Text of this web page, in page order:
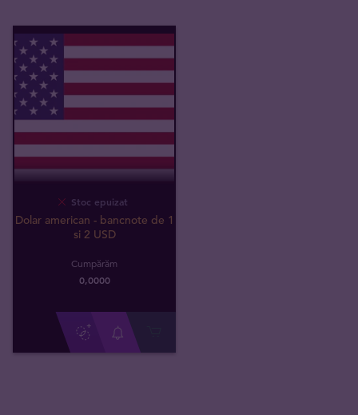
Stoc epuizat
Dolar american - bancnote de 1
si 2 USD
Cumpărăm
0,0000